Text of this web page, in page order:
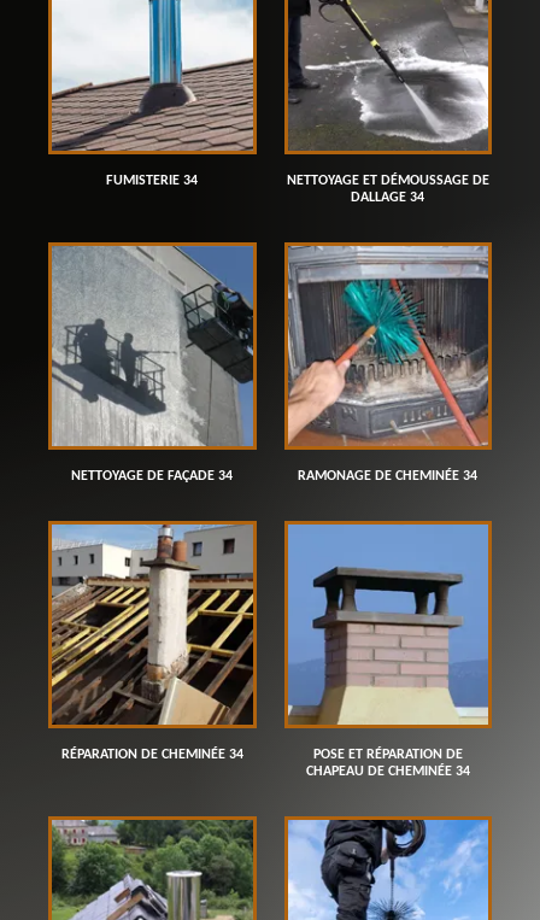
FUMISTERIE 34
NETTOYAGE ET DÉMOUSSAGE DE
DALLAGE 34
NETTOYAGE DE FAÇADE 34 RAMONAGE DE CHEMINÉE 34
RÉPARATION DE CHEMINÉE 34
POSE ET RÉPARATION DE
CHAPEAU DE CHEMINÉE 34